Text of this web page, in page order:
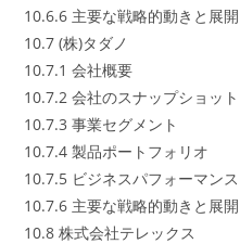
10.6.6 主要な戦略的動きと展開
10.7 (株)タダノ
10.7.1 会社概要
10.7.2 会社のスナップショット
10.7.3 事業セグメント
10.7.4 製品ポートフォリオ
10.7.5 ビジネスパフォーマンス
10.7.6 主要な戦略的動きと展開
10.8 株式会社テレックス